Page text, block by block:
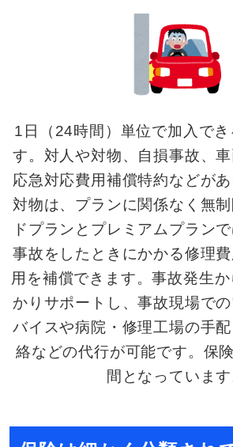
1日（24時間）単位で加入で
す。対人や対物、自損事故、
応急対応費用補償特約などが
対物は、プランに関係なく無
ドプランとプレミアムプラン
事故をしたときにかかる修理
用を補償できます。事故発生
かりサポートし、事故現場で
バイスや病院・修理工場の手
絡などの代行が可能です。保
間となっています